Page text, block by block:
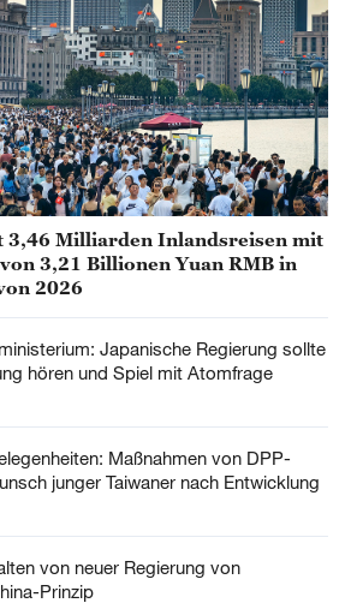
3,46 Milliarden Inlandsreisen mit
3,21 Billionen Yuan RMB in
2026
Japanische Regierung sollte
hören und Spiel mit Atomfrage
Maßnahmen von DPP-
junger Taiwaner nach Entwicklung
von neuer Regierung von
Prinzip